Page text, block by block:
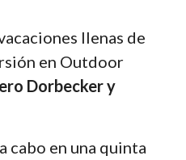
llenas de
en Outdoor
Dorbecker y
cabo en una quinta